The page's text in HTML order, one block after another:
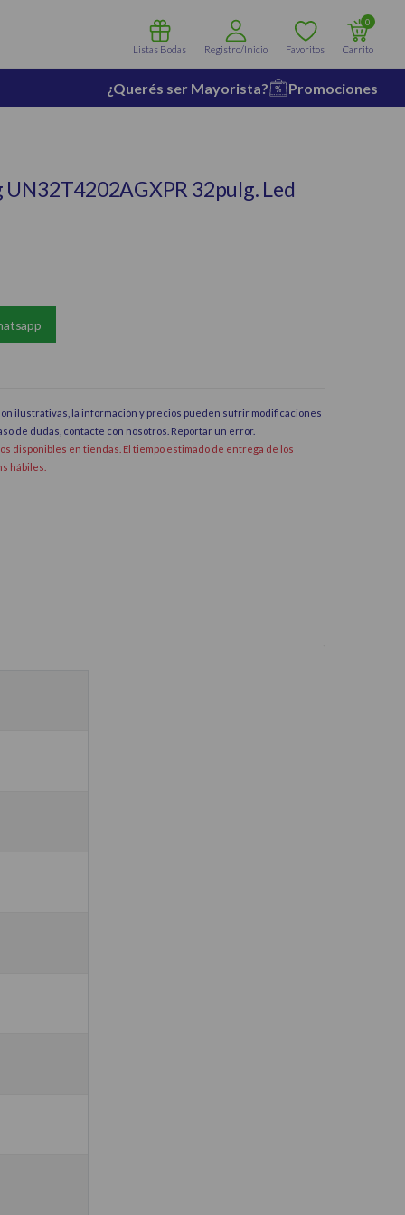
Listas Bodas Registro/Inicio Favoritos Carrito
0
¿Querés ser Mayorista? Promociones
UN32T4202AGXPR 32pulg. Led
ilustrativas, la información y precios pueden sufrir modificaciones
de dudas, contacte con nosotros. Reportar un error.
disponibles en tiendas. El tiempo estimado de entrega de los
hábiles.